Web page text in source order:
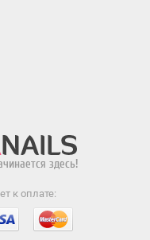
к оплате: